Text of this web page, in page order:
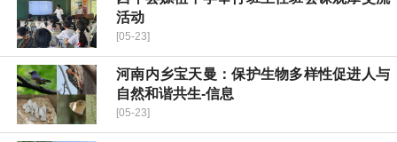
活动
[05-23]
河南内乡宝天曼：保护生物多样性促进人与
自然和谐共生-信息
[05-23]